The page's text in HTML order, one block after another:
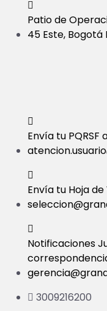
Patio de
45 Este, Bogotá
Envía tu PQRSF
Envía tu Hoja
Notificaciones
3009216200